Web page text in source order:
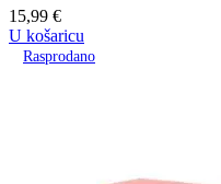
15,99 €
U košaricu
Rasprodano